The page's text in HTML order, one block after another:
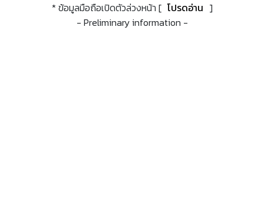
* ข้อมูลมือถือเปิดตัวล่วงหน้า [ โปรดอ่าน ]
- Preliminary information -